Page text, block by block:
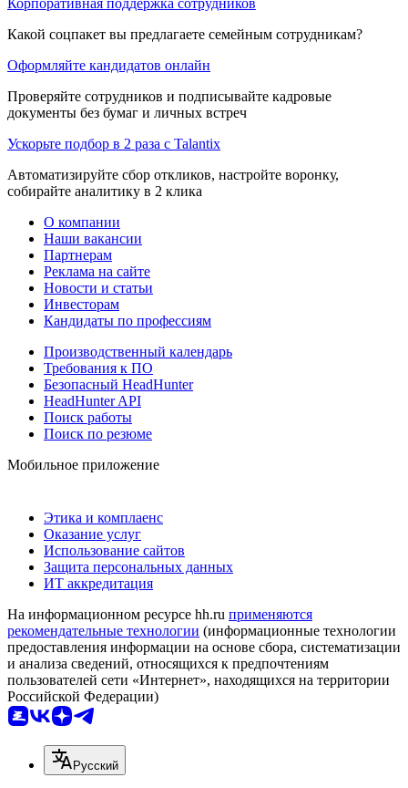
Какой соцпакет вы предлагаете семейным сотрудникам?
Оформляйте кандидатов онлайн
Проверяйте сотрудников и подписывайте кадровые
документы без бумаг и личных встреч
Ускорьте подбор в 2 раза с Talantix
Автоматизируйте сбор откликов, настройте воронку,
собирайте аналитику в 2 клика
О компании
Наши вакансии
Партнерам
Реклама на сайте
Новости и статьи
Инвесторам
Кандидаты по профессиям
Производственный календарь
Требования к ПО
Безопасный HeadHunter
HeadHunter API
Поиск работы
Поиск по резюме
Мобильное приложение
Этика и комплаенс
Оказание услуг
Использование сайтов
Защита персональных данных
ИТ аккредитация
На информационном ресурсе hh.ru применяются
рекомендательные технологии (информационные технологии
предоставления информации на основе сбора, систематизации
и анализа сведений, относящихся к предпочтениям
пользователей сети «Интернет», находящихся на территории
Российской Федерации)
Русский